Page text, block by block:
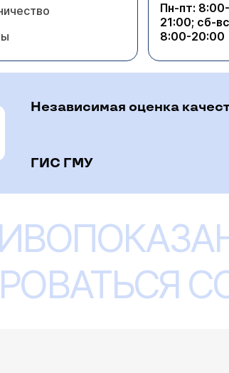
Пн-пт: 8:00-
21:00; сб-
8:00-20:00
Независимая оценка
ГИС ГМУ